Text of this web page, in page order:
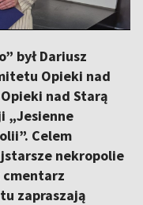
był Dariusz
Opieki nad
nad Starą
„Jesienne
Celem
nekropolie
cmentarz
zapraszają